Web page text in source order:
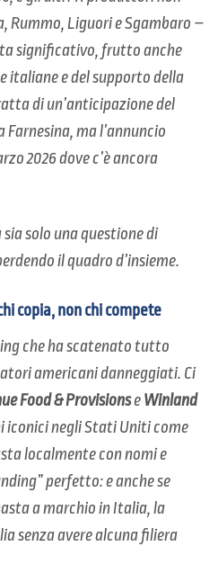
Liguori e Sgambaro –
significativo, frutto anche
italiane e del supporto della
di un’anticipazione del
ma l’annuncio
2026 dove c’è ancora
solo una questione di
il quadro d’insieme.
copia, non chi compete
che ha scatenato tutto
americani danneggiati. Ci
Food & Provisionse Winland
iconici negli Stati Uniti come
localmente con nomi e
perfetto: e anche se
a marchio in Italia, la
senza avere alcuna filiera